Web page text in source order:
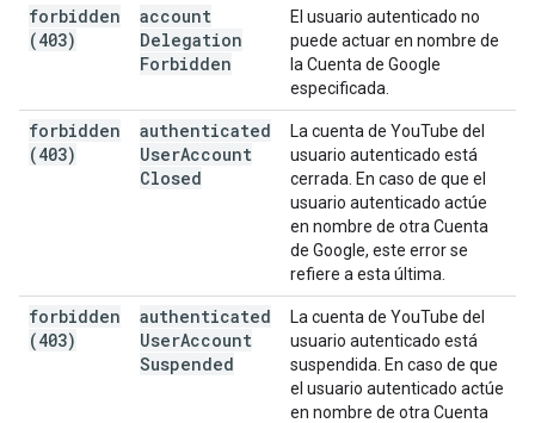
forbidden
(403)
account
Delegation
Forbidden
El usuario autenticado no
puede actuar en nombre de
la Cuenta de Google
especificada.
forbidden
(403)
authenticated
UserAccount
Closed
La cuenta de YouTube del
usuario autenticado está
cerrada. En caso de que el
usuario autenticado actúe
en nombre de otra Cuenta
de Google, este error se
refiere a esta última.
forbidden
(403)
authenticated
UserAccount
Suspended
La cuenta de YouTube del
usuario autenticado está
suspendida. En caso de que
el usuario autenticado actúe
en nombre de otra Cuenta